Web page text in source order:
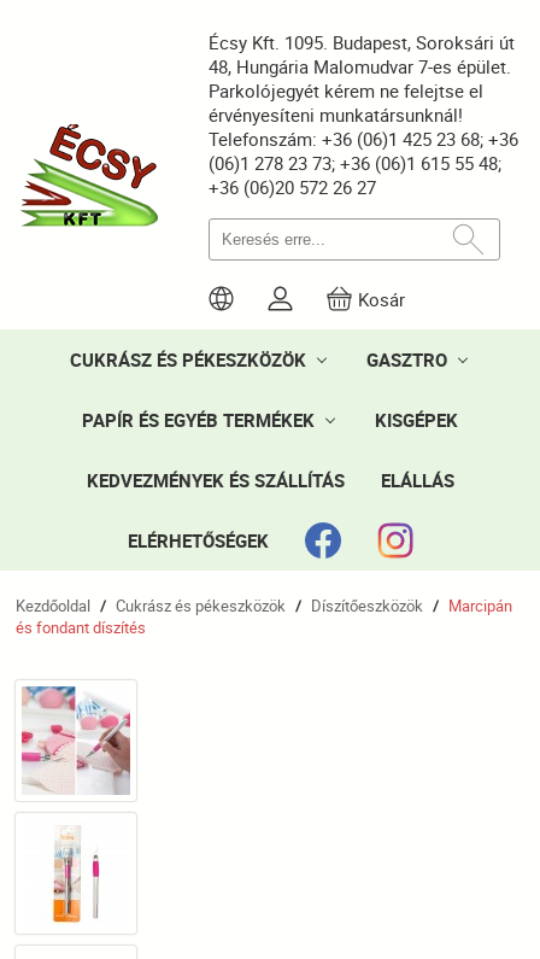
Écsy Kft. 1095. Budapest, Soroksári út
48, Hungária Malomudvar 7-es épület.
Parkolójegyét kérem ne felejtse el
érvényesíteni munkatársunknál!
Telefonszám: +36 (06)1 425 23 68; +36
(06)1 278 23 73; +36 (06)1 615 55 48;
+36 (06)20 572 26 27
Kosár
CUKRÁSZ ÉS PÉKESZKÖZÖK GASZTRO
PAPÍR ÉS EGYÉB TERMÉKEK KISGÉPEK
KEDVEZMÉNYEK ÉS SZÁLLÍTÁS ELÁLLÁS
ELÉRHETŐSÉGEK
Kezdőoldal / Cukrász és pékeszközök / Díszítőeszközök / Marcipán
és fondant díszítés